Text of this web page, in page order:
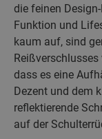
die feinen
Funktion und
kaum auf, sind
dass es eine
Dezent und dem
reflektierende
auf der